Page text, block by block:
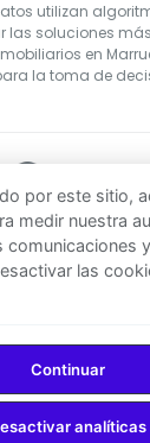
utilizan
las soluciones
en
la toma de
en
Todos los
por este sitio,
medir nuestra
comunicaciones
las
Continuar
analíticas